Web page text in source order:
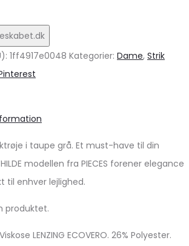
1ff4917e0048 Kategorier: Dame, Strik
i taupe grå. Et must-have til din
modellen fra PIECES forener elegance
til enhver lejlighed.
produktet.
LENZING ECOVERO. 26% Polyester.